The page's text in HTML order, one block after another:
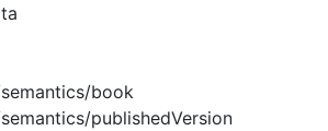
book
publishedVersion